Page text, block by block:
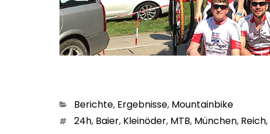
Kategorien
Berichte, Ergebnisse, Mountainbike
Schlagwörter
24h, Baier, Kleinöder, MTB, München, Reich,